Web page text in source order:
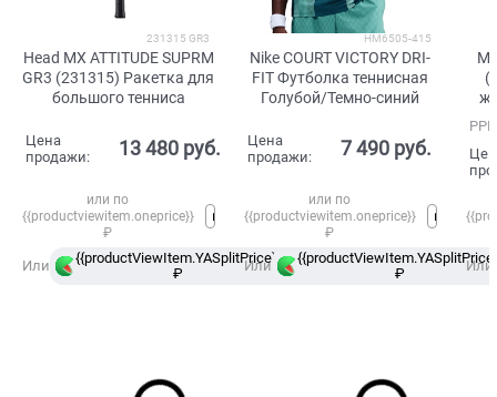
231315 GR3
Head MX ATTITUDE SUPRM
GR3 (231315) Ракетка для
большого тенниса
Цена
продажи:
13 480 руб.
или по
{{productviewitem.oneprice}}
₽
Или
{{productViewItem.YASplitPrice}}
₽
в
Сплит
HM6505-415
Nike COURT VICTORY DRI-
FIT Футболка теннисная
Голубой/Темно-синий
Цена
продажи:
7 490 руб.
или по
{{productviewitem.oneprice}}
₽
Или
₽
Или